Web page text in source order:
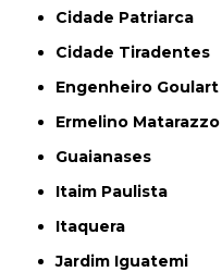
Cidade Patriarca
Cidade Tiradentes
Engenheiro Goulart
Ermelino Matarazzo
Guaianases
Itaim Paulista
Itaquera
Jardim Iguatemi